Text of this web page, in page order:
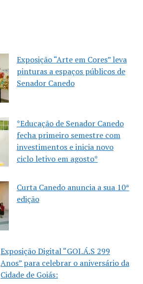
Exposição “Arte em Cores” leva
pinturas a espaços públicos de
Senador Canedo
*Educação de Senador Canedo
fecha primeiro semestre com
investimentos e inicia novo
ciclo letivo em agosto*
Curta Canedo anuncia a sua 10ª
edição
Exposição Digital “GOI.Á.S 299
Anos” para celebrar o aniversário da
Cidade de Goiás: